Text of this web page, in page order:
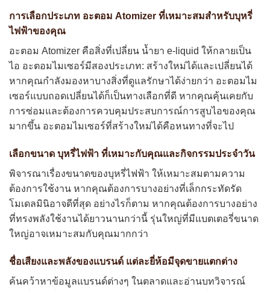
การเลือกประเภท อะตอม Atomizer ที่เหมาะสมสำหรับบุหรี่
ไฟฟ้าของคุณ
อะตอม Atomizer คือสิ่งที่เปลี่ยน น้ำยา e-liquid ให้กลายเป็น
ไอ อะตอมไมเซอร์มีสองประเภท: สร้างใหม่ได้และเปลี่ยนได้
หากคุณกำลังมองหาบางสิ่งที่ดูแลรักษาได้ง่ายกว่า อะตอมไม
เซอร์แบบถอดเปลี่ยนได้ก็เป็นทางเลือกที่ดี หากคุณคุ้นเคยกับ
การซ่อมและต้องการควบคุมประสบการณ์การสูบไอของคุณ
มากขึ้น อะตอมไมเซอร์ที่สร้างใหม่ได้คือหนทางที่จะไป
เลือกขนาด บุหรี่ไฟฟ้า ที่เหมาะกับคุณและกิจกรรมประจำวัน
พิจารณาเรื่องขนาดของบุหรี่ไฟฟ้า ให้เหมาะสมตามความ
ต้องการใช้งาน หากคุณต้องการบางอย่างที่เล็กกระทัดรัด
โมเดลมินิอาจดีที่สุด อย่างไรก็ตาม หากคุณต้องการบางอย่าง
ที่ทรงพลังใช้งานได้ยาวนานกว่านี้ รุ่นใหญ่ที่มีแบตเตอรี่ขนาด
ใหญ่อาจเหมาะสมกับคุณมากกว่า
ชื่อเสียงและพลังของแบรนด์ แต่ละยี่ห้อมีจุดขายแตกต่าง
ค้นคว้าหาข้อมูลแบรนด์ต่างๆ ในตลาดและอ่านบทวิจารณ์